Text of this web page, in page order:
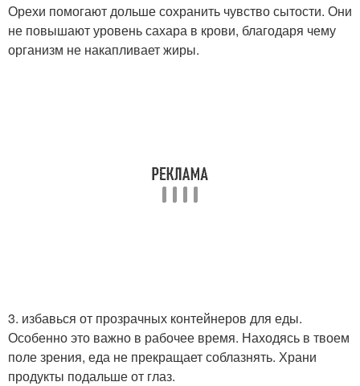
Орехи помогают дольше сохранить чувство сытости. Они
не повышают уровень сахара в крови, благодаря чему
организм не накапливает жиры.
3. избавься от прозрачных контейнеров для еды.
Особенно это важно в рабочее время. Находясь в твоем
поле зрения, еда не прекращает соблазнять. Храни
продукты подальше от глаз.